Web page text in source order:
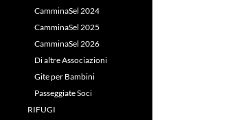
CamminaSel 2024
CamminaSel 2025
CamminaSel 2026
Di altre Associazioni
Gite per Bambini
Passeggiate Soci
RIFUGI